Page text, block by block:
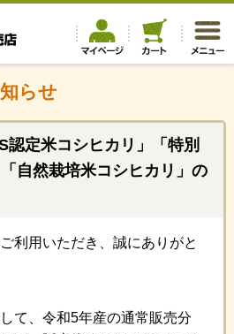
らせ
定米コシヒカリ」「特別
自然栽培米コシヒカリ」の
利用いただき、誠にありがと
て、令和5年産の通常販売分